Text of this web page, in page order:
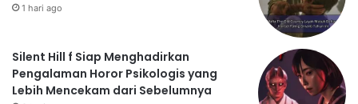
1 hari ago
Silent Hill f Siap Menghadirkan
Pengalaman Horor Psikologis yang
Lebih Mencekam dari Sebelumnya